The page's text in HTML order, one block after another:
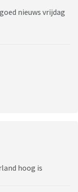
nieuws vrijdag
hoog is